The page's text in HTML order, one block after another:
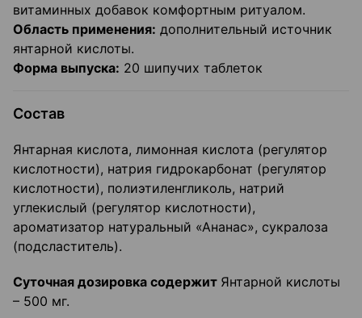
витаминных добавок комфортным ритуалом.
Область применения: дополнительный источник
янтарной кислоты.
Форма выпуска: 20 шипучих таблеток
Состав
Янтарная кислота, лимонная кислота (регулятор
кислотности), натрия гидрокарбонат (регулятор
кислотности), полиэтиленгликоль, натрий
углекислый (регулятор кислотности),
ароматизатор натуральный «Ананас», сукралоза
(подсластитель).
Суточная дозировка содержит Янтарной кислоты
– 500 мг.